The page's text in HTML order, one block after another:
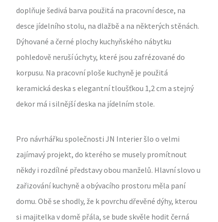
doplňuje šedivá barva použitá na pracovní desce, na
desce jídelního stolu, na dlažbě a na některých stěnách.
Dýhované a černé plochy kuchyňského nábytku
pohledově neruší úchyty, které jsou zafrézované do
korpusu. Na pracovní ploše kuchyně je použitá
keramická deska s elegantní tloušťkou 1,2 cm a stejný
dekor má i silnější deska na jídelním stole.
Pro návrhářku společnosti JN Interier šlo o velmi
zajímavý projekt, do kterého se musely promítnout
někdy i rozdílné představy obou manželů. Hlavní slovo u
zařizování kuchyně a obývacího prostoru měla paní
domu. Obě se shodly, že k povrchu dřevěné dýhy, kterou
si majitelka v domě přála, se bude skvěle hodit černá